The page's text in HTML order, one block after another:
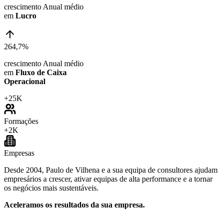
crescimento Anual médio
em Lucro
264,7%
crescimento Anual médio
em Fluxo de Caixa
Operacional
+25K
Formações
+2K
Empresas
Desde 2004, Paulo de Vilhena e a sua equipa de consultores ajudam
empresários a crescer, ativar equipas de alta performance e a tornar
os negócios mais sustentáveis.
Aceleramos os resultados da sua empresa.